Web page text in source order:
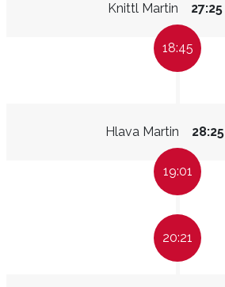
Knittl Martin 27:25
18:45
Hlava Martin 28:25
19:01
20:21